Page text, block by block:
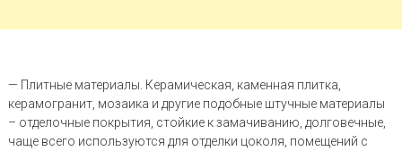
— Плитные материалы. Керамическая, каменная плитка,
керамогранит, мозаика и другие подобные штучные материалы
– отделочные покрытия, стойкие к замачиванию, долговечные,
чаще всего используются для отделки цоколя, помещений с